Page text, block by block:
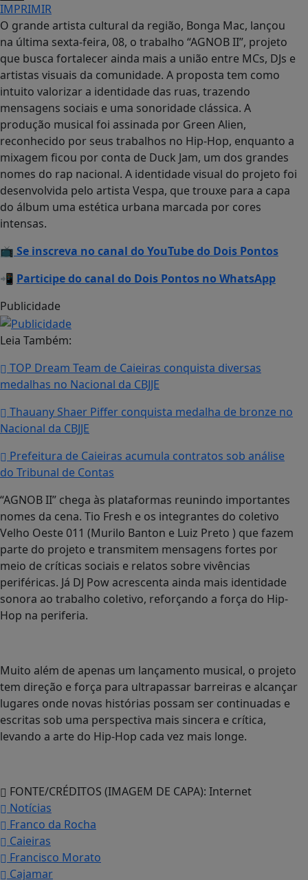
IMPRIMIR
O grande artista cultural da região, Bonga Mac, lançou
na última sexta-feira, 08, o trabalho “AGNOB II”, projeto
que busca fortalecer ainda mais a união entre MCs, DJs e
artistas visuais da comunidade. A proposta tem como
intuito valorizar a identidade das ruas, trazendo
mensagens sociais e uma sonoridade clássica. A
produção musical foi assinada por Green Alien,
reconhecido por seus trabalhos no Hip-Hop, enquanto a
mixagem ficou por conta de Duck Jam, um dos grandes
nomes do rap nacional. A identidade visual do projeto foi
desenvolvida pelo artista Vespa, que trouxe para a capa
do álbum uma estética urbana marcada por cores
intensas.
📺 Se inscreva no canal do YouTube do Dois Pontos
📲 Participe do canal do Dois Pontos no WhatsApp
Publicidade
Leia Também:
TOP Dream Team de Caieiras conquista diversas
medalhas no Nacional da CBJJE
Thauany Shaer Piffer conquista medalha de bronze no
Nacional da CBJJE
Prefeitura de Caieiras acumula contratos sob análise
do Tribunal de Contas
“AGNOB II” chega às plataformas reunindo importantes
nomes da cena. Tio Fresh e os integrantes do coletivo
Velho Oeste 011 (Murilo Banton e Luiz Preto ) que fazem
parte do projeto e transmitem mensagens fortes por
meio de críticas sociais e relatos sobre vivências
periféricas. Já DJ Pow acrescenta ainda mais identidade
sonora ao trabalho coletivo, reforçando a força do Hip-
Hop na periferia.
Muito além de apenas um lançamento musical, o projeto
tem direção e força para ultrapassar barreiras e alcançar
lugares onde novas histórias possam ser continuadas e
escritas sob uma perspectiva mais sincera e crítica,
levando a arte do Hip-Hop cada vez mais longe.
FONTE/CRÉDITOS (IMAGEM DE CAPA): Internet
Notícias
Franco da Rocha
Caieiras
Francisco Morato
Cajamar